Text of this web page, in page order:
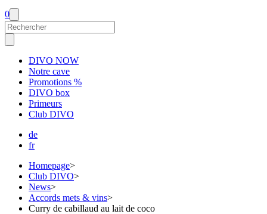
0
DIVO NOW
Notre cave
Promotions %
DIVO box
Primeurs
Club DIVO
de
fr
Homepage>
Club DIVO>
News>
Accords mets & vins>
Curry de cabillaud au lait de coco